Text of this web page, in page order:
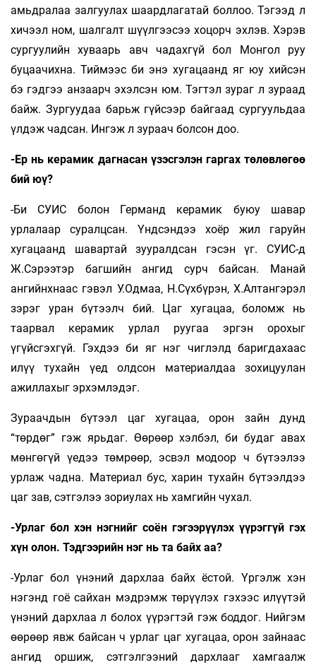
амьдралаа залгуулах шаардлагатай боллоо. Тэгээд л
хичээл ном, шалгалт шүүлгээсээ хоцорч эхлэв. Хэрэв
сургуулийн хуваарь авч чадахгүй бол Монгол руу
буцаачихна. Тиймээс би энэ хугацаанд яг юу хийсэн
бэ гэдгээ анзаарч эхэлсэн юм. Тэгтэл зураг л зураад
байж. Зургуудаа барьж гүйсээр байгаад сургуульдаа
үлдэж чадсан. Ингэж л зураач болсон доо.
-Ер нь керамик дагнасан үзэсгэлэн гаргах төлөвлөгөө
бий юү?
-Би СУИС болон Германд керамик буюу шавар
урлалаар суралцсан. Үндсэндээ хоёр жил гаруйн
хугацаанд шавартай зууралдсан гэсэн үг. СУИС-д
Ж.Сэрээтэр багшийн ангид сурч байсан. Манай
ангийнхнаас гэвэл У.Одмаа, Н.Сүхбүрэн, Х.Алтангэрэл
зэрэг уран бүтээлч бий. Цаг хугацаа, боломж нь
таарвал керамик урлал руугаа эргэн орохыг
үгүйсгэхгүй. Гэхдээ би яг нэг чиглэлд баригдахаас
илүү тухайн үед олдсон материалдаа зохицуулан
ажиллахыг эрхэмлэдэг.
Зураачдын бүтээл цаг хугацаа, орон зайн дунд
“төрдөг” гэж ярьдаг. Өөрөөр хэлбэл, би будаг авах
мөнгөгүй үедээ төмрөөр, эсвэл модоор ч бүтээлээ
урлаж чадна. Материал бус, харин тухайн бүтээлдээ
цаг зав, сэтгэлээ зориулах нь хамгийн чухал.
-Урлаг бол хэн нэгнийг соён гэгээрүүлэх үүрэггүй гэх
хүн олон. Тэдгээрийн нэг нь та байх аа?
-Урлаг бол үнэний дархлаа байх ёстой. Үргэлж хэн
нэгэнд гоё сайхан мэдрэмж төрүүлэх гэхээс илүүтэй
үнэний дархлаа л болох үүрэгтэй гэж боддог. Нийгэм
өөрөөр явж байсан ч урлаг цаг хугацаа, орон зайнаас
ангид оршиж, сэтгэлгээний дархлааг хамгаалж